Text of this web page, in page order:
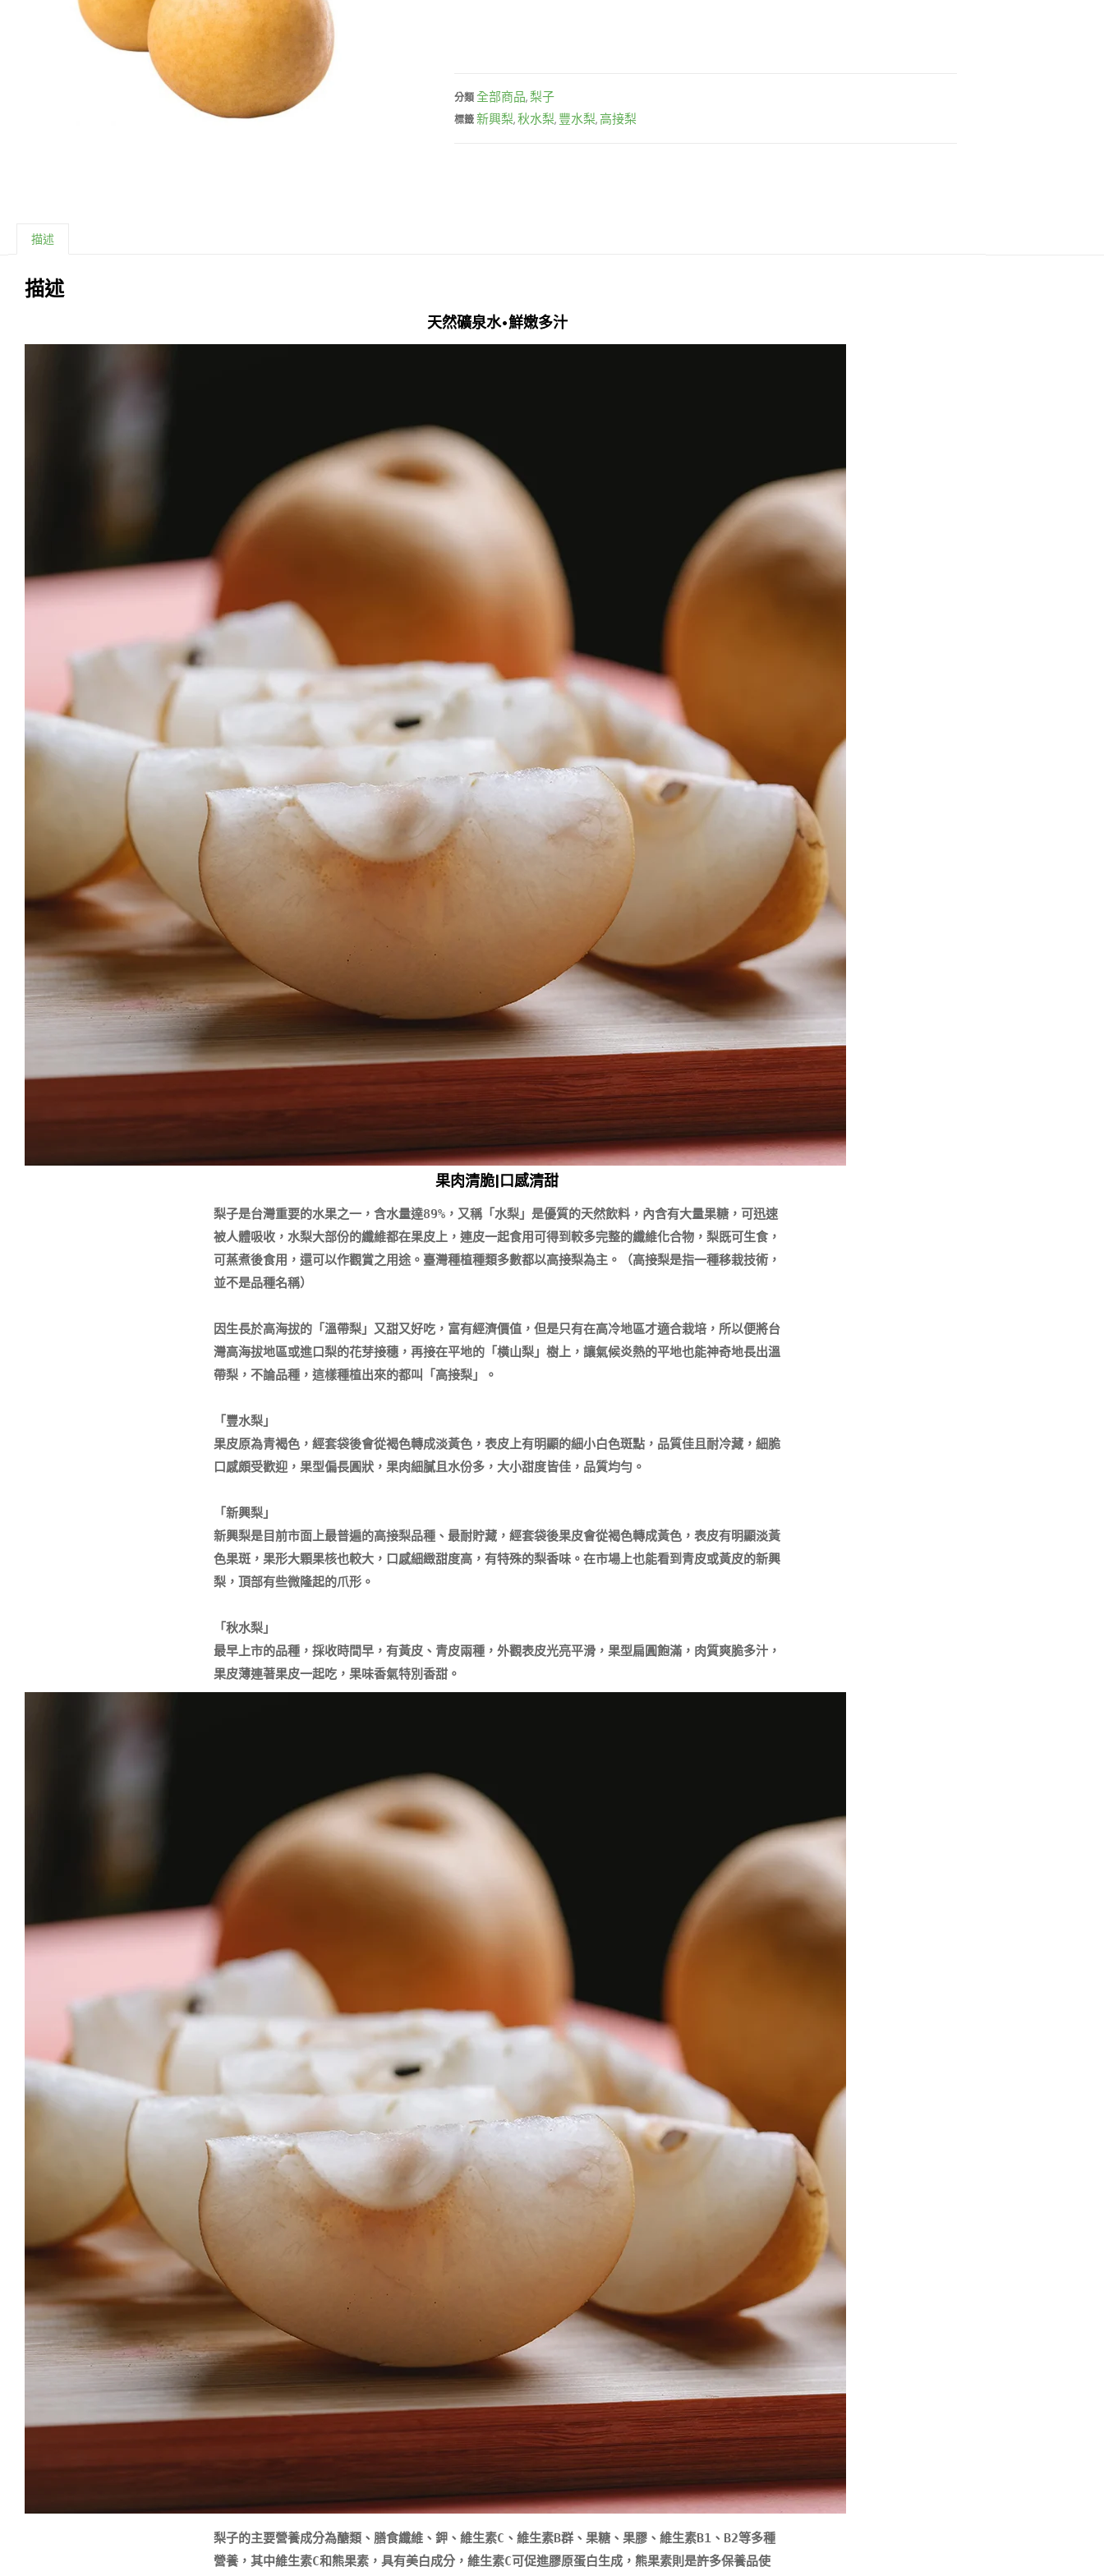
分類全部商品,梨子
標籤新興梨,秋水梨, 豐水梨, 高接梨
描述
描述
天然礦泉水•鮮嫩多汁
果肉清脆|口感清甜
梨子是台灣重要的水果之一，含水量達89%，又稱「水梨」是優質的天然飲料，內含有大量果糖，可迅速
被人體吸收，水梨大部份的纖維都在果皮上，連皮一起食用可得到較多完整的纖維化合物，梨既可生食，
可蒸煮後食用，還可以作觀賞之用途。臺灣種植種類多數都以高接梨為主。（高接梨是指一種移栽技術，
並不是品種名稱）
因生長於高海拔的「溫帶梨」又甜又好吃，富有經濟價值，但是只有在高冷地區才適合栽培，所以便將台
灣高海拔地區或進口梨的花芽接穗，再接在平地的「橫山梨」樹上，讓氣候炎熱的平地也能神奇地長出溫
帶梨，不論品種，這樣種植出來的都叫「高接梨」。
「豐水梨」
果皮原為青褐色，經套袋後會從褐色轉成淡黃色，表皮上有明顯的細小白色斑點，品質佳且耐冷藏，細脆
口感頗受歡迎，果型偏長圓狀，果肉細膩且水份多，大小甜度皆佳，品質均勻。
「新興梨」
新興梨是目前市面上最普遍的高接梨品種、最耐貯藏，經套袋後果皮會從褐色轉成黃色，表皮有明顯淡黃
色果斑，果形大顆果核也較大，口感細緻甜度高，有特殊的梨香味。在市場上也能看到青皮或黃皮的新興
梨，頂部有些微隆起的爪形。
「秋水梨」
最早上市的品種，採收時間早，有黃皮、青皮兩種，外觀表皮光亮平滑，果型扁圓飽滿，肉質爽脆多汁，
梨子的主要營養成分為醣類、膳食纖維、鉀、維生素C、維生素B群、果糖、果膠、維生素B1、B2等多種
營養，其中維生素C和熊果素，具有美白成分，維生素C可促進膠原蛋白生成，熊果素則是許多保養品使